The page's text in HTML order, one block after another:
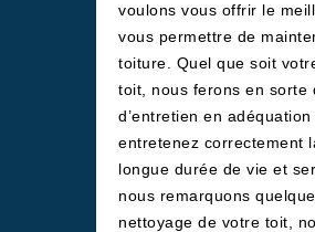
voulons vous offrir le
vous permettre de
toiture. Quel que soit
toit, nous ferons en sorte
d’entretien en
entretenez correctement
longue durée de vie et
nous remarquons
nettoyage de votre toit,